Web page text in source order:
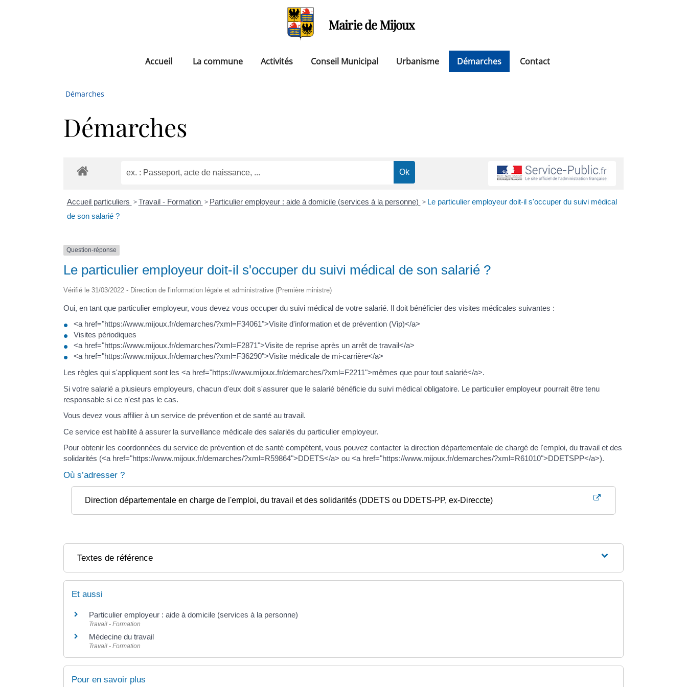
Mairie de Mijoux
Accueil La commune Activités Conseil Municipal Urbanisme Démarches Contact
Démarches
Démarches
Accueil particuliers > Travail - Formation > Particulier employeur : aide à domicile (services à la personne) > Le particulier employeur doit-il s'occuper du suivi médical
de son salarié ?
Question-réponse
Le particulier employeur doit-il s'occuper du suivi médical de son salarié ?
Vérifié le 31/03/2022 - Direction de l'information légale et administrative (Première ministre)
Oui, en tant que particulier employeur, vous devez vous occuper du suivi médical de votre salarié. Il doit bénéficier des visites médicales suivantes :
<a href="https://www.mijoux.fr/demarches/?xml=F34061">Visite d'information et de prévention (Vip)</a>
Visites périodiques
<a href="https://www.mijoux.fr/demarches/?xml=F2871">Visite de reprise après un arrêt de travail</a>
<a href="https://www.mijoux.fr/demarches/?xml=F36290">Visite médicale de mi-carrière</a>
Les règles qui s'appliquent sont les <a href="https://www.mijoux.fr/demarches/?xml=F2211">mêmes que pour tout salarié</a>.
Si votre salarié a plusieurs employeurs, chacun d'eux doit s'assurer que le salarié bénéficie du suivi médical obligatoire. Le particulier employeur pourrait être tenu
responsable si ce n'est pas le cas.
Vous devez vous affilier à un service de prévention et de santé au travail.
Ce service est habilité à assurer la surveillance médicale des salariés du particulier employeur.
Pour obtenir les coordonnées du service de prévention et de santé compétent, vous pouvez contacter la direction départementale de chargé de l'emploi, du travail et des
solidarités (<a href="https://www.mijoux.fr/demarches/?xml=R59864">DDETS</a> ou <a href="https://www.mijoux.fr/demarches/?xml=R61010">DDETSPP</a>).
Où s’adresser ?
Direction départementale en charge de l'emploi, du travail et des solidarités (DDETS ou DDETS-PP, ex-Direccte)
Textes de référence
Et aussi
Particulier employeur : aide à domicile (services à la personne)
Travail - Formation
Médecine du travail
Travail - Formation
Pour en savoir plus